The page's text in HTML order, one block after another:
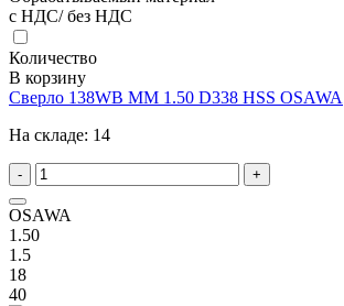
с НДС/ без НДС
Количество
В корзину
Сверло 138WB MM 1.50 D338 HSS OSAWA
На складе: 14
- +
OSAWA
1.50
1.5
18
40